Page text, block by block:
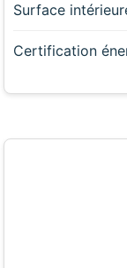
Surface
Certification